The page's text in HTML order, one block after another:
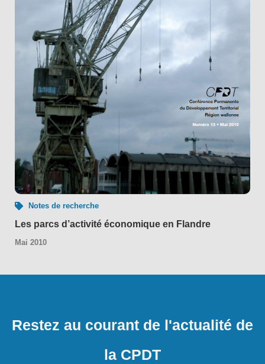
Notes de recherche
Les parcs d’activité économique en Flandre
Mai 2010
Restez au courant de l'actualité de
la CPDT